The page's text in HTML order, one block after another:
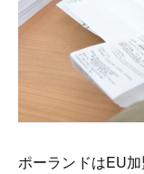
ポーランドはEU